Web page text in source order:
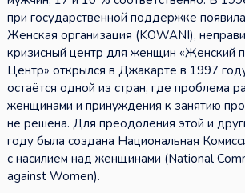
при государственной поддержке
Женская организация (KOWANI),
кризисный центр для женщин «Женский
Центр» открылся в Джакарте в 1997
остаётся одной из стран, где проблема
женщинами и принуждения к занятию
не решена. Для преодоления этой и
году была создана Национальная
с насилием над женщинами (National
against Women).